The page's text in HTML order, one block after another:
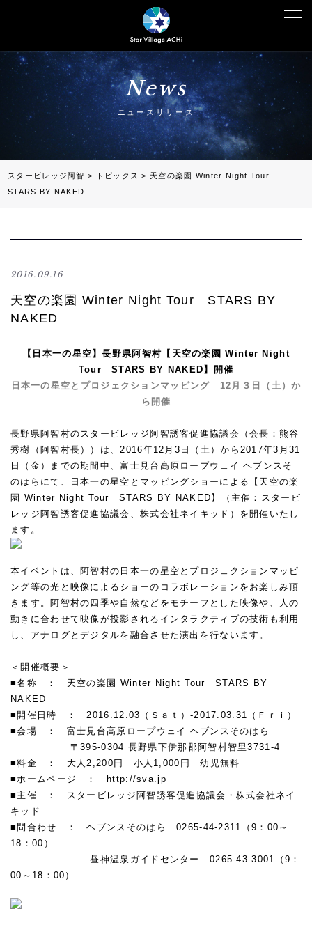
News
ニュースリリース
スタービレッジ阿智 > トピックス > 天空の楽園 Winter Night Tour
STARS BY NAKED
2016.09.16
天空の楽園 Winter Night Tour STARS BY
NAKED
【日本一の星空】長野県阿智村【天空の楽園 Winter Night
TourSTARS BY NAKED 】
開催
日本一の星空とプロジェクションマッピング 12月３日（土）か
ら開催
長野県阿智村のスタービレッジ阿智誘客促進協議会（会長：熊谷
秀樹（阿智村長））は、2016年12月3日（土）から2017年3月31
日（金）までの期間中、富士見台高原ロープウェイ ヘブンスそ
のはらにて、日本一の星空とマッピングショーによる【天空の楽
園 Winter Night Tour STARS BY NAKED】（主催：スタービ
レッジ阿智誘客促進協議会、株式会社ネイキッド）を開催いたし
ます。
本イベントは、阿智村の日本一の星空とプロジェクションマッピ
ング等の光と映像によるショーのコラボレーションをお楽しみ頂
きます。阿智村の四季や自然などをモチーフとした映像や、人の
動きに合わせて映像が投影されるインタラクティブの技術も利用
し、アナログとデジタルを融合させた演出を行ないます。
＜開催概要＞
■名称 ： 天空の楽園 Winter Night Tour STARS BY
NAKED
■開催日時 ： 2016.12.03（Ｓａｔ）-2017.03.31（Ｆｒｉ）
■会場 ： 富士見台高原ロープウェイ ヘブンスそのはら
〒395-0304 長野県下伊那郡阿智村智里3731-4
■料金 ： 大人2,200円 小人1,000円 幼児無料
■ホームページ ： http://sva.jp
■主催 ： スタービレッジ阿智誘客促進協議会・株式会社ネイ
キッド
■問合わせ ： ヘブンスそのはら 0265-44-2311（9：00～
18：00）
昼神温泉ガイドセンター 0265-43-3001（9：
00～18：00）